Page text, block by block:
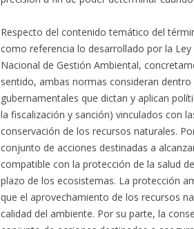
Respecto del contenido temático del
como referencia lo desarrollado por la
Nacional de Gestión Ambiental,
sentido, ambas normas consideran
gubernamentales que dictan y aplican
la fiscalización y sanción) vinculados con
conservación de los recursos naturales.
conjunto de acciones destinadas a
compatible con la protección de la salud
plazo de los ecosistemas. La protección
que el aprovechamiento de los recursos
calidad del ambiente. Por su parte, la